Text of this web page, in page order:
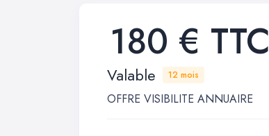
180 € TTC
Valable 12 mois
OFFRE VISIBILITE ANNUAIRE